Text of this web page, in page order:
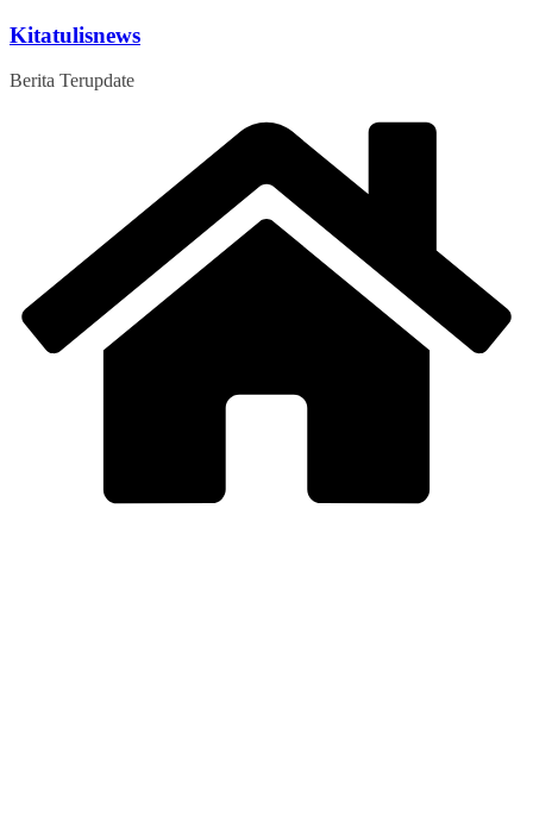
Skip
content
Kitatulisnews
Berita Terupdate